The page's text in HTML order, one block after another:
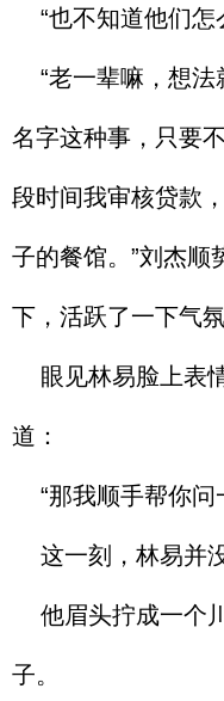
“也不知道他们怎
“老一辈嘛，想法
名字这种事，只要
段时间我审核贷款
子的餐馆。”刘杰顺
下，活跃了一下气氛
眼见林易脸上表
道：
“那我顺手帮你问
这一刻，林易并
他眉头拧成一个
子。